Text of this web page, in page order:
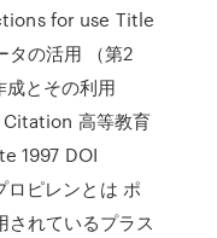
for use Title
タの活用 （第2
とその利用
高等教育
1997 DOI
ロピレンとは ポ
されているプラス